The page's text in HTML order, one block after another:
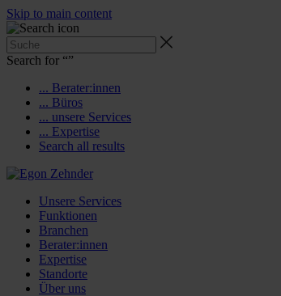
Skip to main content
Search for “”
... Berater:innen
... Büros
... unsere Services
... Expertise
Search all results
Unsere Services
Funktionen
Branchen
Berater:innen
Expertise
Standorte
Über uns